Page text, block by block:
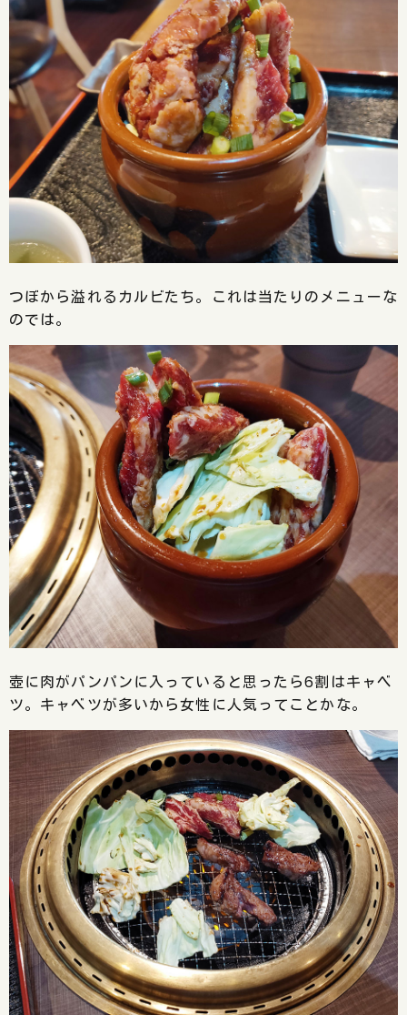
つぼから溢れるカルビたち。これは当たりのメニューな
のでは。
壺に肉がパンパンに入っていると思ったら6割はキャベ
ツ。キャベツが多いから女性に人気ってことかな。